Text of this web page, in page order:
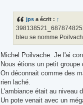
jps a écrit : ↑
bleu se nomme
Michel Poilvache. Je l'ai
Nous étions un petit
On déconnait comme des
rien laché.
L'ambiance était au niveau
Un pote venait avec un